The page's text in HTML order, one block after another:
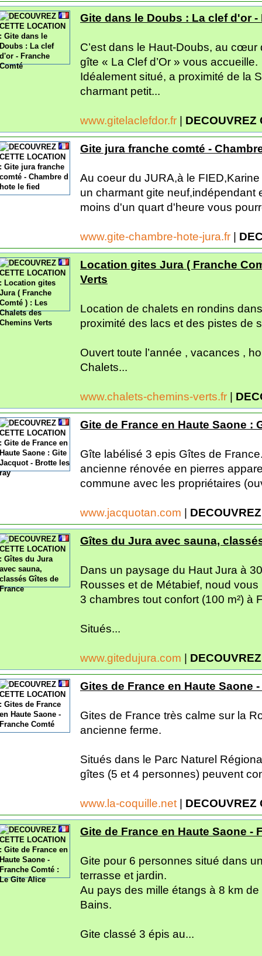
Gite dans le Doubs : La clef d'or -
C’est dans le Haut-Doubs, au
gîte « La Clef d’Or » vous accueille.
Idéalement situé, a proximité de la
charmant petit...
www.gitelaclefdor.fr | DECOUVREZ
Gite jura franche comté -
Au coeur du JURA,à le
un charmant gite neuf,indépendant
moins d'un quart d'heure vous
www.gite-chambre-hote-jura.fr |
Location gites Jura ( Franche
Verts
Location de chalets en rondins
proximité des lacs et des pistes de
Ouvert toute l’année , vacances ,
Chalets...
www.chalets-chemins-verts.fr |
Gite de France en Haute Saone :
Gîte labélisé 3 epis Gîtes de
ancienne rénovée en pierres
commune avec les propriétaires
www.jacquotan.com |
Gîtes du Jura avec sauna,
Dans un paysage du Haut Jura à
Rousses et de Métabief, noud
3 chambres tout confort (100 m²) à
Situés...
www.gitedujura.com |
Gites de France en Haute Saone
Gites de France très calme sur la
ancienne ferme.
Situés dans le Parc Naturel
gîtes (5 et 4 personnes) peuvent
www.la-coquille.net | DECOUVREZ
Gite de France en Haute Saone -
Gite pour 6 personnes situé dans
terrasse et jardin.
Au pays des mille étangs à 8 km
Bains.
Gite classé 3 épis au...